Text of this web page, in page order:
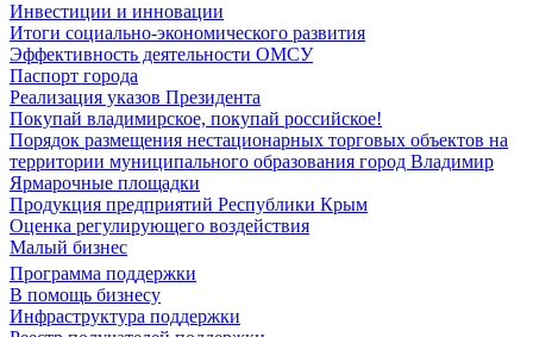
Инвестиции и инновации
Итоги социально-экономического развития
Эффективность деятельности ОМСУ
Паспорт города
Реализация указов Президента
Покупай владимирское, покупай российское!
Порядок размещения нестационарных торговых объектов на
территории муниципального образования город Владимир
Ярмарочные площадки
Продукция предприятий Республики Крым
Оценка регулирующего воздействия
Малый бизнес
Программа поддержки
В помощь бизнесу
Инфраструктура поддержки